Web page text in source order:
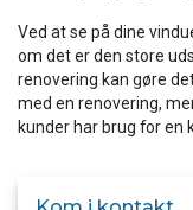
Ved at se på dine
om det er den store
renovering kan gøre
med en renovering,
kunder har brug for en